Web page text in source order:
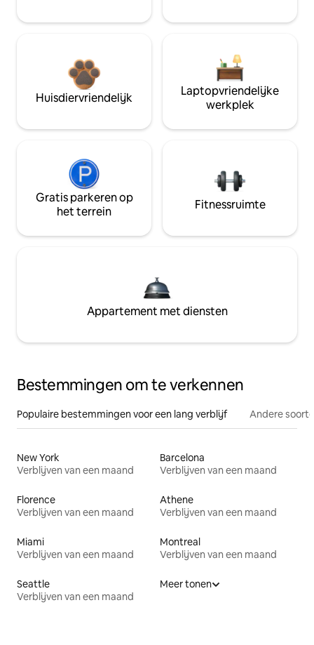
Huisdiervriendelijk
Laptopvriendelijke
werkplek
Gratis parkeren op
het terrein
Fitnessruimte
Appartement met diensten
Bestemmingen om te verkennen
Populaire bestemmingen voor een lang verblijf Andere
New York
Verblijven van een maand
Barcelona
Verblijven van een maand
Florence
Verblijven van een maand
Athene
Verblijven van een maand
Miami
Verblijven van een maand
Montreal
Verblijven van een maand
Seattle
Verblijven van een maand
Meer tonen